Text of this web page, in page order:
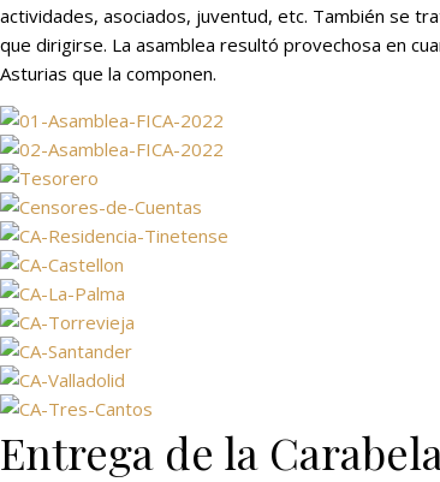
actividades, asociados, juventud, etc. También se
que dirigirse. La asamblea resultó provechosa en
Asturias que la componen.
Entrega de la